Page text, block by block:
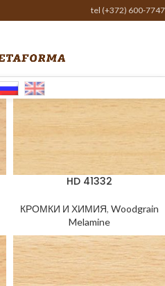
tel (+372) 600-7747
HD 41332
КРОМКИ И ХИМИЯ, Woodgrain
Melamine